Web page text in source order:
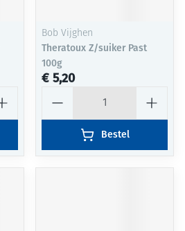
Bob Vijghen
Theratoux Z/suiker Past
100g
€ 5,20
Bestel